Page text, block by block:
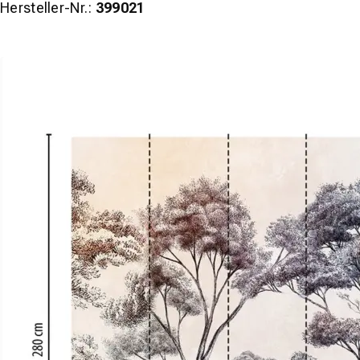
Hersteller-Nr.: 399021